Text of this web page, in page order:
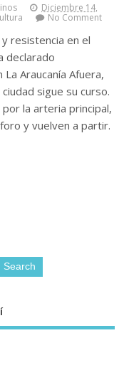
Diciembre 14,
No Comment
resistencia en el
declarado
Araucanía Afuera,
ciudad sigue su curso.
la arteria principal,
y vuelven a partir.